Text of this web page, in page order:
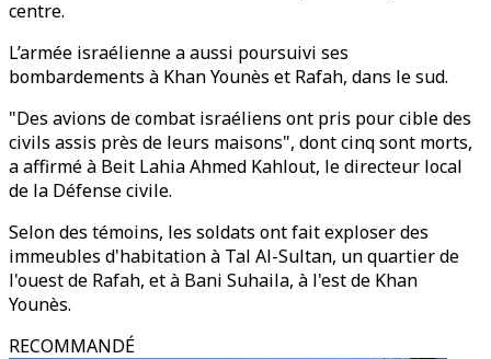
centre.
L’armée israélienne a aussi poursuivi ses
bombardements à Khan Younès et Rafah, dans le sud.
"Des avions de combat israéliens ont pris pour cible des
civils assis près de leurs maisons", dont cinq sont morts,
a affirmé à Beit Lahia Ahmed Kahlout, le directeur local
de la Défense civile.
Selon des témoins, les soldats ont fait exploser des
immeubles d'habitation à Tal Al-Sultan, un quartier de
l'ouest de Rafah, et à Bani Suhaila, à l'est de Khan
Younès.
RECOMMANDÉ